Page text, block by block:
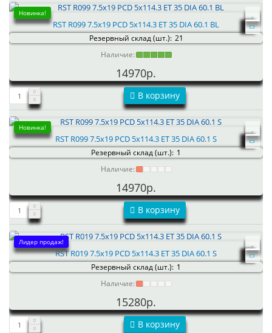
Новинка!
RST R099 7.5x19 PCD 5x114.3 ET 35 DIA 60.1 BL
Резервный склад (шт.): 21
Наличие:
14970р.
В корзину
Новинка!
RST R099 7.5x19 PCD 5x114.3 ET 35 DIA 60.1 S
Резервный склад (шт.): 1
Наличие:
14970р.
В корзину
Лидер продаж!
RST R019 7.5x19 PCD 5x114.3 ET 35 DIA 60.1 S
Резервный склад (шт.): 1
Наличие:
15280р.
В корзину